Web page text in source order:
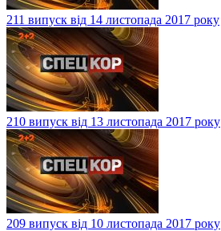
211 випуск від 14 листопада 2017 року
210 випуск від 13 листопада 2017 року
209 випуск від 10 листопада 2017 року